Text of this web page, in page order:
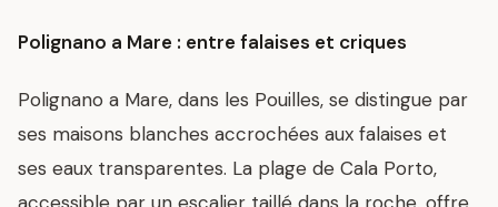
Polignano a Mare : entre falaises et criques
Polignano a Mare, dans les Pouilles, se distingue par
ses maisons blanches accrochées aux falaises et
ses eaux transparentes. La plage de Cala Porto,